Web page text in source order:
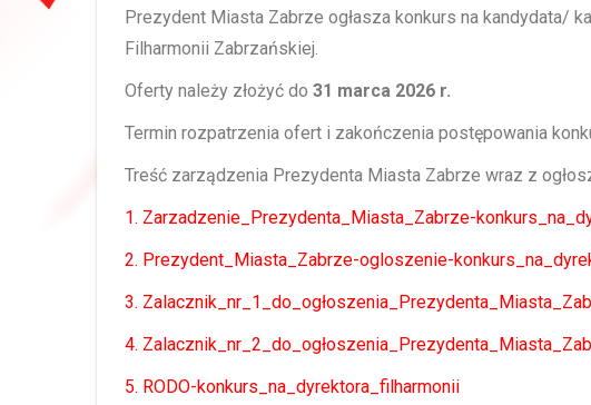
Prezydent Miasta Zabrze ogłasza konkurs na kandydata/
Filharmonii Zabrzańskiej.
Oferty należy złożyć do 31 marca 2026 r.
Termin rozpatrzenia ofert i zakończenia postępowania
Treść zarządzenia Prezydenta Miasta Zabrze wraz z
1. Zarzadzenie_Prezydenta_Miasta_Zabrze-
2. Prezydent_Miasta_Zabrze-ogloszenie-
3.
4.
5. RODO-konkurs_na_dyrektora_filharmonii